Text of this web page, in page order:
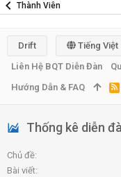
Thành Viên
Thống kê diễn
Chủ đề
Bài viết
Drift
Tiếng Việt
Liên Hệ BQT Diễn Đàn
Hướng Dẫn & FAQ
R
S